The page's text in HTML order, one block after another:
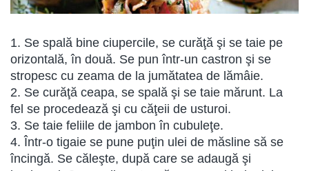
1. Se spală bine ciupercile, se curăţă şi se taie pe
orizontală, în două. Se pun într-un castron şi se
stropesc cu zeama de la jumătatea de lămâie.
2. Se curăţă ceapa, se spală şi se taie mărunt. La
fel se procedează şi cu căţeii de usturoi.
3. Se taie feliile de jambon în cubuleţe.
4. Într-o tigaie se pune puţin ulei de măsline să se
încingă. Se căleşte, după care se adaugă şi